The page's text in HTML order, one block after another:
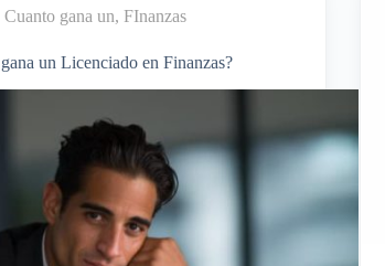
Cuanto gana un,FInanzas
un Licenciado en Finanzas?